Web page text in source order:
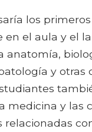
los
el aula y el
anatomía,
y otras
medicina y las
relacionadas